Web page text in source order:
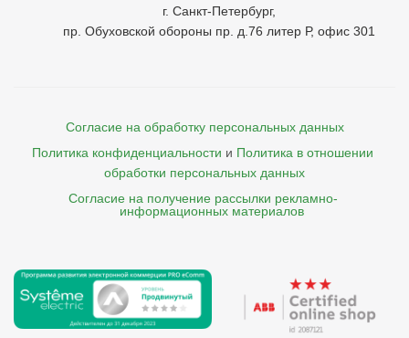
г. Санкт-Петербург,
пр. Обуховской обороны пр. д.76 литер Р, офис 301
Согласие на обработку персональных данных
Политика конфиденциальности и Политика в отношении
обработки персональных данных
Согласие на получение рассылки рекламно-
    информационных материалов